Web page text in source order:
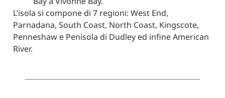
L’isola si compone di 7 regioni: West End,
Parnadana, South Coast, North Coast, Kingscote,
Penneshaw e Penisola di Dudley ed infine American
River.